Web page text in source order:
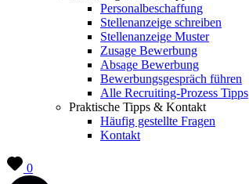
Personalbeschaffung
Stellenanzeige schreiben
Stellenanzeige Muster
Zusage Bewerbung
Absage Bewerbung
Bewerbungsgespräch führen
Alle Recruiting-Prozess Tipps
Praktische Tipps & Kontakt
Häufig gestellte Fragen
Kontakt
0